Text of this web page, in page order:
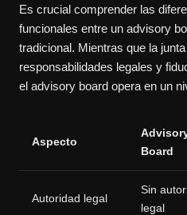
Es crucial comprender las
funcionales entre un advisory
tradicional. Mientras que la
responsabilidades legales y
el advisory board opera en un
Aspecto
Board
Autoridad legal
Sin
legal